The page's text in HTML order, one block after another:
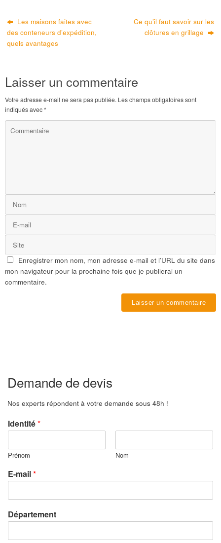
Les maisons faites avec
des conteneurs d’expédition,
quels avantages
Ce qu’il faut savoir sur les
clôtures en grillage
Laisser un commentaire
Votre adresse e-mail ne sera pas publiée. Les champs obligatoires sont
indiqués avec*
Enregistrer mon nom, mon adresse e-mail et l’URL du site dans
mon navigateur pour la prochaine fois que je publierai un
commentaire.
Demande de devis
Nos experts répondent à votre demande sous 48h !
Identité*
Prénom Nom
E-mail*
Département